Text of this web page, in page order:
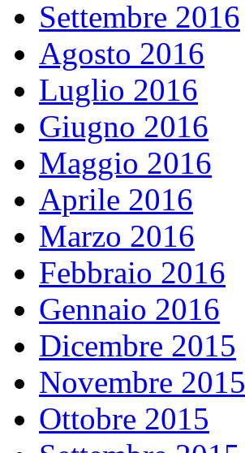
Settembre 2016
Agosto 2016
Luglio 2016
Giugno 2016
Maggio 2016
Aprile 2016
Marzo 2016
Febbraio 2016
Gennaio 2016
Dicembre 2015
Novembre 2015
Ottobre 2015